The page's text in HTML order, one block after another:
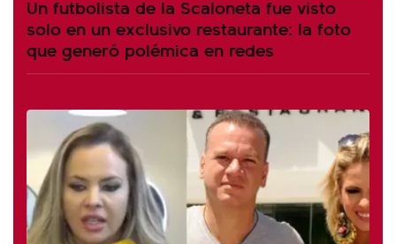
Un futbolista de la Scaloneta fue visto
solo en un exclusivo restaurante: la foto
que generó polémica en redes